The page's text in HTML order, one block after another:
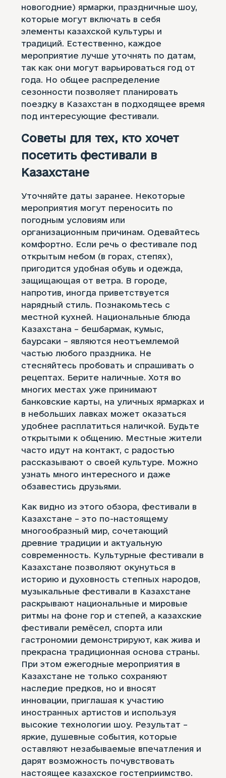
новогодние) ярмарки, праздничные шоу,
которые могут включать в себя
элементы казахской культуры и
традиций. Естественно, каждое
мероприятие лучше уточнять по датам,
так как они могут варьироваться год от
года. Но общее распределение
сезонности позволяет планировать
поездку в Казахстан в подходящее время
под интересующие фестивали.
Советы для тех, кто хочет
посетить фестивали в
Казахстане
Уточняйте даты заранее. Некоторые
мероприятия могут переносить по
погодным условиям или
организационным причинам. Одевайтесь
комфортно. Если речь о фестивале под
открытым небом (в горах, степях),
пригодится удобная обувь и одежда,
защищающая от ветра. В городе,
напротив, иногда приветствуется
нарядный стиль. Познакомьтесь с
местной кухней. Национальные блюда
Казахстана – бешбармак, кумыс,
баурсаки – являются неотъемлемой
частью любого праздника. Не
стесняйтесь пробовать и спрашивать о
рецептах. Берите наличные. Хотя во
многих местах уже принимают
банковские карты, на уличных ярмарках и
в небольших лавках может оказаться
удобнее расплатиться наличкой. Будьте
открытыми к общению. Местные жители
часто идут на контакт, с радостью
рассказывают о своей культуре. Можно
узнать много интересного и даже
обзавестись друзьями.
Как видно из этого обзора, фестивали в
Казахстане – это по-настоящему
многообразный мир, сочетающий
древние традиции и актуальную
современность. Культурные фестивали в
Казахстане позволяют окунуться в
историю и духовность степных народов,
музыкальные фестивали в Казахстане
раскрывают национальные и мировые
ритмы на фоне гор и степей, а казахские
фестивали ремёсел, спорта или
гастрономии демонстрируют, как жива и
прекрасна традиционная основа страны.
При этом ежегодные мероприятия в
Казахстане не только сохраняют
наследие предков, но и вносят
инновации, приглашая к участию
иностранных артистов и используя
высокие технологии шоу. Результат –
яркие, душевные события, которые
оставляют незабываемые впечатления и
дарят возможность почувствовать
настоящее казахское гостеприимство.